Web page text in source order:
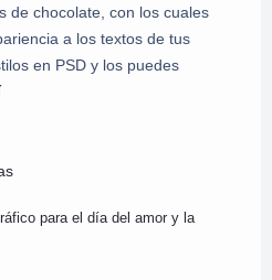
de chocolate, con los cuales
a los textos de tus
en PSD y los puedes
para el día del amor y la